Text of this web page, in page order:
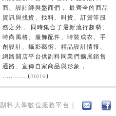
商、設計師與盤商們， 最齊全的商品
資訊與找貨、找料、叫貨、訂貨等服
務之外， 同時集合了最新流行趨勢、
時尚風格、服飾配件、時裝成衣、手
創設計、攝影藝術、精品設計情報、
網路開店平台供副料同業們擴展銷售
通路、宣傳自家商品與形象，
............(more)
副料大學數位服務平台 |